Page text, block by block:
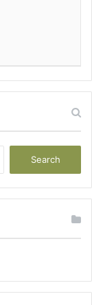
Search